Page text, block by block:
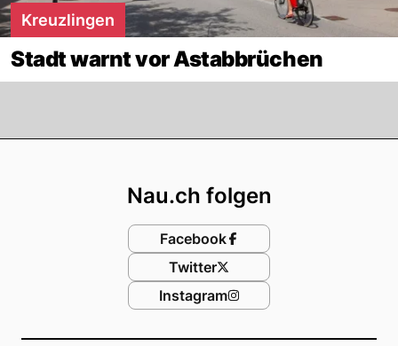
Kreuzlingen
Stadt warnt vor Astabbrüchen
Nau.ch folgen
Facebook
Twitter
Instagram